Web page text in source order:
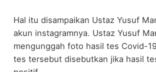
Hal itu disampaikan Ustaz Yusuf
akun instagramnya. Ustaz Yusuf
mengunggah foto hasil tes Covid-
tes tersebut disebutkan jika hasil